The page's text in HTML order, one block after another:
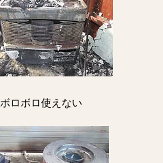
ボロボロ使えない